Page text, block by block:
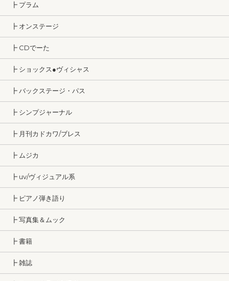
┣ プラム
┣ オンステージ
┣ CDでーた
┣ ショックス●ヴィシャス
┣ バックステージ・パス
┣ シンプジャーナル
┣ 月刊カドカワ/ブレス
┣ ムジカ
┣ uv/ヴィジュアル系
┣ ピアノ弾き語り
┣ 写真集＆ムック
┣ 書籍
┣ 雑誌